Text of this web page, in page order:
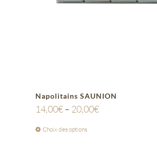
Napolitains SAUNION
14,00€– 20,00€
Choix des options